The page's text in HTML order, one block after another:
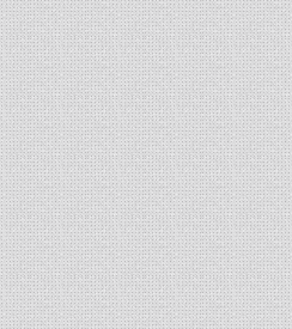
наклонной камеры
Начали производство
транспортеров наклонной камеры (ТНК)
комбайнов Енисей, Нива. ...
13-01-2024 -
Изготовление сетки
рабица
Изготавливаем сетку
рабица под заказ по
заданным размерам ...
09-02-2016- Оформлено дилерство
ЗАО "Ярославль-Резинотехника"
Принимаем заявки на поставку ремней
производства ЗАО "Ярославль-
Резинотехника" по дилерским ценам. ...